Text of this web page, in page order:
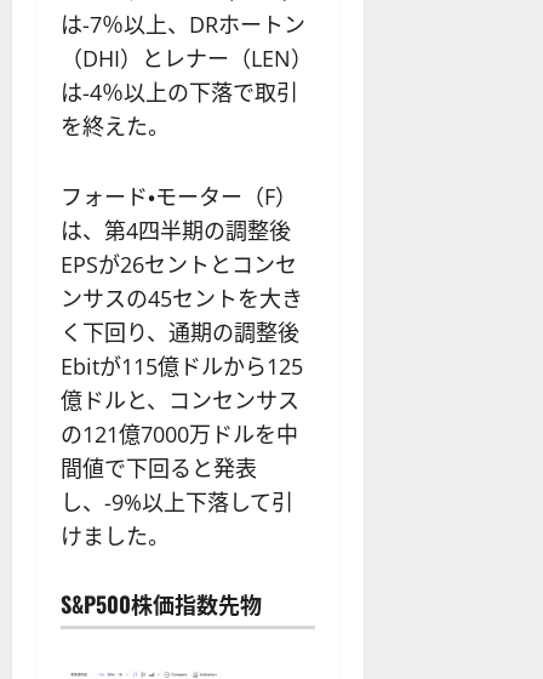
は-7％以上、DRホートン
（DHI）とレナー（LEN）
は-4％以上の下落で取引
を終えた。
フォード・モーター（F）
は、第4四半期の調整後
EPSが26セントとコンセ
ンサスの45セントを大き
く下回り、通期の調整後
Ebitが115億ドルから125
億ドルと、コンセンサス
の121億7000万ドルを中
間値で下回ると発表
し、-9%以上下落して引
けました。
S&P500株価指数先物